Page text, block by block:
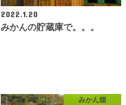
2022.1.20
みかんの貯蔵庫で。。。
みかん畑